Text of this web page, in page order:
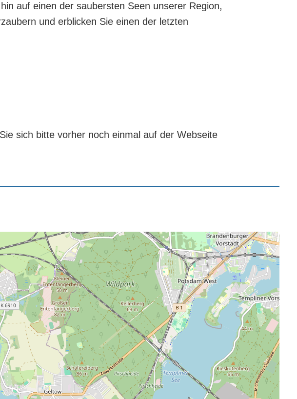
auf einen der saubersten Seen unserer Region,
und erblicken Sie einen der letzten
sich bitte vorher noch einmal auf der Webseite